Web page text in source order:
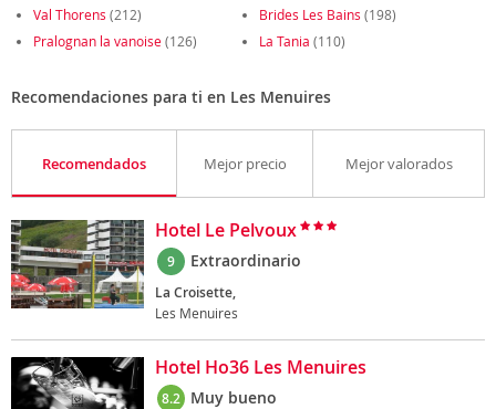
Val Thorens (212) Brides Les Bains (198)
Pralognan la vanoise(126) La Tania (110)
Recomendaciones para ti en Les Menuires
Recomendados Mejor precio Mejor valorados
Hotel Le Pelvoux
9 Extraordinario
La Croisette,
Les Menuires
Hotel Ho36 Les Menuires
8.2 Muy bueno